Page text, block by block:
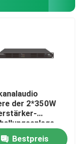
der 2*350W
115V Digital
Bestpreis